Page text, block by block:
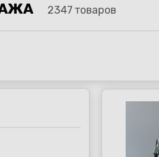
2347 товаров